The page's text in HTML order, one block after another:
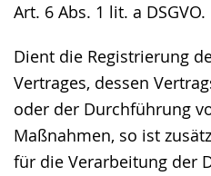
Art. 6 Abs. 1 lit. a DSGVO.
Dient die Registrierung
Vertrages, dessen
oder der Durchführung
Maßnahmen, so ist
für die Verarbeitung der